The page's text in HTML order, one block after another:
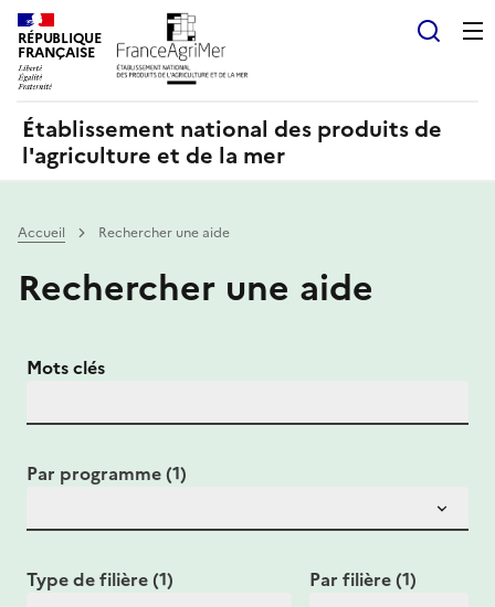
RÉPUBLIQUE
FRANÇAISE
Établissement national des produits de
l'agriculture et de la mer
Accueil Rechercher une aide
Rechercher une aide
Mots clés
Par programme (1)
Type de filière (1) Par filière (1)
Panneau de gestion des cookies